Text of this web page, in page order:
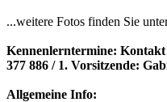
...weitere Fotos finden Sie
Kennenlerntermine:
377 886 / 1. Vorsitzende:
Allgemeine Info: